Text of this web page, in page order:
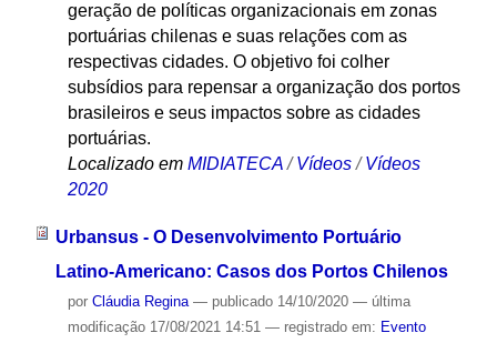
geração de políticas organizacionais em zonas
portuárias chilenas e suas relações com as
respectivas cidades. O objetivo foi colher
subsídios para repensar a organização dos portos
brasileiros e seus impactos sobre as cidades
portuárias.
Localizado em MIDIATECA / Vídeos / Vídeos
2020
Urbansus - O Desenvolvimento Portuário
Latino-Americano: Casos dos Portos Chilenos
por Cláudia Regina — publicado14/10/2020 — última
modificação17/08/2021 14:51 — registrado em: Evento